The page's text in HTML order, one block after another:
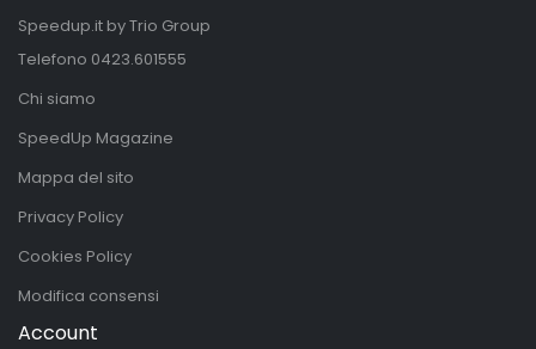
Speedup.it by Trio Group
Telefono 0423.601555
Chi siamo
SpeedUp Magazine
Mappa del sito
Privacy Policy
Cookies Policy
Modifica consensi
Account